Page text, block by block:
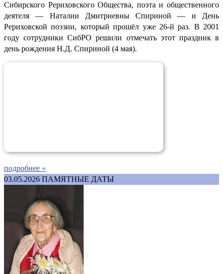
Сибирского Рериховского Общества, поэта и общественного
деятеля — Наталии Дмитриевны Спириной — и День
Рериховской поэзии, который прошёл уже 26-й раз. В 2001
году сотрудники СибРО решили отмечать этот праздник в
день рождения Н.Д. Спириной (4 мая).
подробнее »
03.05.2026 ПАМЯТНЫЕ ДАТЫ